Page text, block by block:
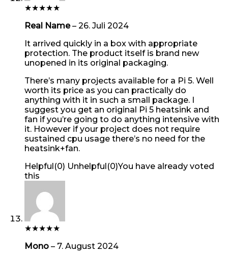
★★★★★
Real Name– 26. Juli 2024
It arrived quickly in a box with appropriate
protection. The product itself is brand new
unopened in its original packaging.
There’s many projects available for a Pi 5. Well
worth its price as you can practically do
anything with it in such a small package. I
suggest you get an original Pi 5 heatsink and
fan if you’re going to do anything intensive with
it. However if your project does not require
sustained cpu usage there’s no need for the
heatsink+fan.
Helpful(0) Unhelpful(0)You have already voted
this
★★★★★
Mono – 7. August 2024